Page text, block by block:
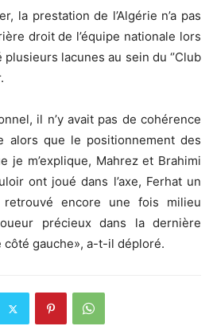
la prestation de l’Algérie n’a pas
droit de l’équipe nationale lors
lacunes au sein du ‘’Club
il n’y avait pas de cohérence
alors que le positionnement des
je m’explique, Mahrez et Brahimi
ont joué dans l’axe, Ferhat un
retrouvé encore une fois milieu
précieux dans la dernière
côté gauche», a-t-il déploré.